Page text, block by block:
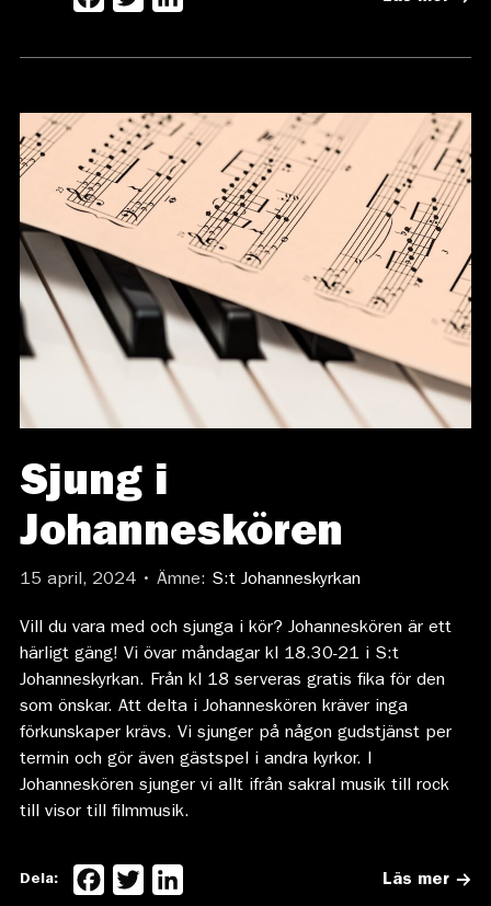
Sjung i
Johanneskören
15 april, 2024 • Ämne: S:t Johanneskyrkan
Vill du vara med och sjunga i kör? Johanneskören är ett
härligt gäng! Vi övar måndagar kl 18.30-21 i S:t
Johanneskyrkan. Från kl 18 serveras gratis fika för den
som önskar. Att delta i Johanneskören kräver inga
förkunskaper krävs. Vi sjunger på någon gudstjänst per
termin och gör även gästspel i andra kyrkor. I
Johanneskören sjunger vi allt ifrån sakral musik till rock
till visor till filmmusik.
Läs mer
Dela: Facebook
Twitter